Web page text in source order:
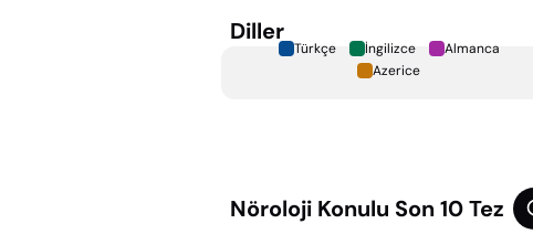
Diller
Türkçe İngilizce
Almanca
Azerice
Nöroloji Konulu Son 10 Tez